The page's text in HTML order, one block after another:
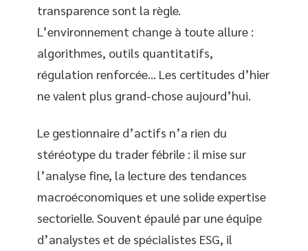
transparence sont la règle.
L’environnement change à toute allure :
algorithmes, outils quantitatifs,
régulation renforcée… Les certitudes d’hier
ne valent plus grand-chose aujourd’hui.
Le gestionnaire d’actifs n’a rien du
stéréotype du trader fébrile : il mise sur
l’analyse fine, la lecture des tendances
macroéconomiques et une solide expertise
sectorielle. Souvent épaulé par une équipe
d’analystes et de spécialistes ESG, il